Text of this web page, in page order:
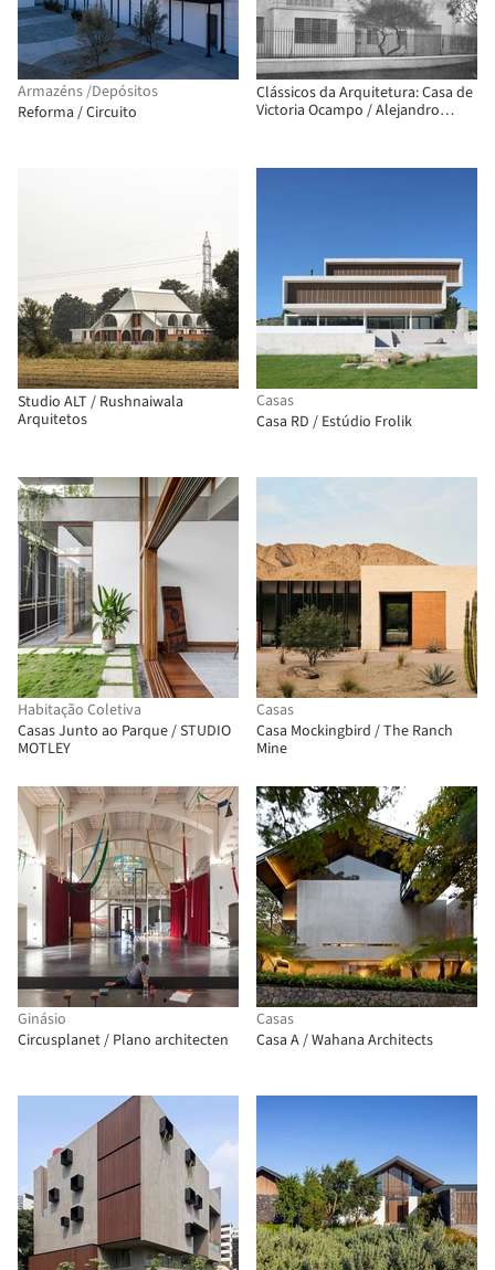
Armazéns /Depósitos
Reforma / Circuito
Clássicos da Arquitetura: Casa de
Victoria Ocampo / Alejandro
Studio ALT / Rushnaiwala
Arquitetos
Casas
Casa RD / Estúdio Frolik
Habitação Coletiva
Casas Junto ao Parque / STUDIO
MOTLEY
Casas
Casa Mockingbird / The Ranch
Mine
Ginásio
Circusplanet / Plano architecten
Casas
Casa A / Wahana Architects